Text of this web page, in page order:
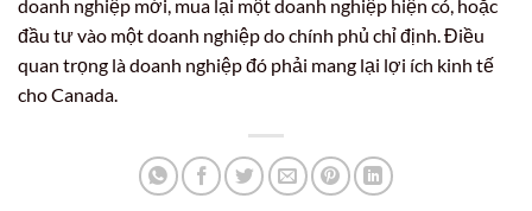
doanh nghiệp mới, mua lại một doanh nghiệp hiện có, hoặc
đầu tư vào một doanh nghiệp do chính phủ chỉ định. Điều
quan trọng là doanh nghiệp đó phải mang lại lợi ích kinh tế
cho Canada.